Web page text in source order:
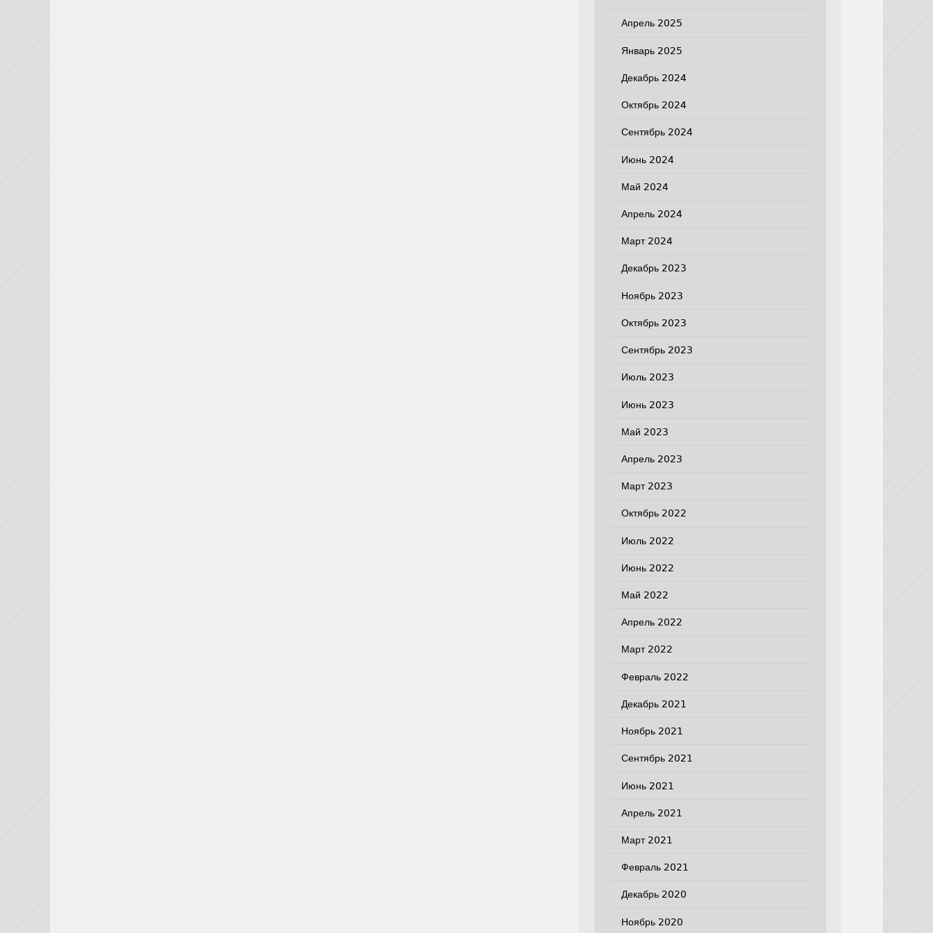
Апрель 2025
Январь 2025
Декабрь 2024
Октябрь 2024
Сентябрь 2024
Июнь 2024
Май 2024
Апрель 2024
Март 2024
Декабрь 2023
Ноябрь 2023
Октябрь 2023
Сентябрь 2023
Июль 2023
Июнь 2023
Май 2023
Апрель 2023
Март 2023
Октябрь 2022
Июль 2022
Июнь 2022
Май 2022
Апрель 2022
Март 2022
Февраль 2022
Декабрь 2021
Ноябрь 2021
Сентябрь 2021
Июнь 2021
Апрель 2021
Март 2021
Февраль 2021
Декабрь 2020
Ноябрь 2020